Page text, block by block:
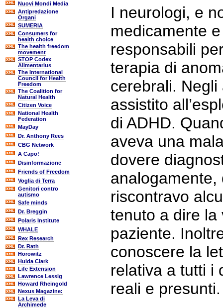
Nuovi Mondi Media
Antipredazione
Organi
SUMERIA
Consumers for
health choice
The health freedom
movement
STOP Codex
Alimentarius
The International
Council for Health
Freedom
The Coalition for
Natural Health
Citizen Voice
National Health
Federation
MayDay
Dr. Anthony Rees
CBG Network
A Capo!
Disinformazione
Friends of Freedom
Voglia di Terra
Genitori contro
autismo
Safe minds
Dr. Breggin
Polaris Institute
WHALE
Rex Research
Dr. Rath
Horowitz
Hulda Clark
Life Extension
Lawrence Lessig
Howard Rheingold
Nexus Magazine:
La Leva di
Archimede
I neurologi, e
medicamente
responsabili
terapia di
cerebrali. Negli
assistito
di ADHD.
aveva una
dovere
analogamente,
riscontravo
tenuto a dire la
paziente.
conoscere la
relativa a tutti i
reali e presunti.